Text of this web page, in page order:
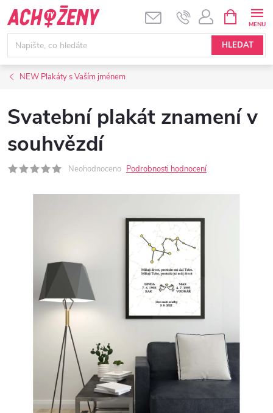
Přejít
na
obsah
HLEDAT
NÁKUPNÍ
KOŠÍK
NEW Plakáty s Vaším jménem
Svatební plakát znamení v
souhvězdí
Neohodnoceno Podrobnosti hodnocení